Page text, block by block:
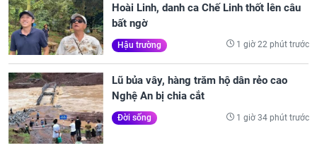
Hoài Linh, danh ca Chế Linh thốt lên câu
bất ngờ
Hậu trường 1 giờ 22 phút trước
Lũ bủa vây, hàng trăm hộ dân rẻo cao
Nghệ An bị chia cắt
Đời sống 1 giờ 34 phút trước